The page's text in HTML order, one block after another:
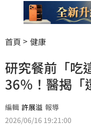
首頁 健康
研究餐前「吃
36％！醫揭「
編輯 許展溢 報導
2026/06/16 19:21:00